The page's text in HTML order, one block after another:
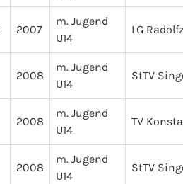
2007
m. Jugend
U14
LG
2008
m. Jugend
U14
StTV
2008
m. Jugend
U14
TV
2008
m. Jugend
U14
StTV